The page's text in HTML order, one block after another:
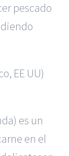
pescado
EE UU)
es un
en el